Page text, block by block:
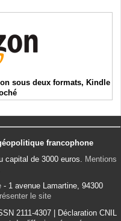
sous deux formats, Kindle
francophone
capital de 3000 euros. Mentions
- 1 avenue Lamartine, 94300
le site
2111-4307 | Déclaration CNIL